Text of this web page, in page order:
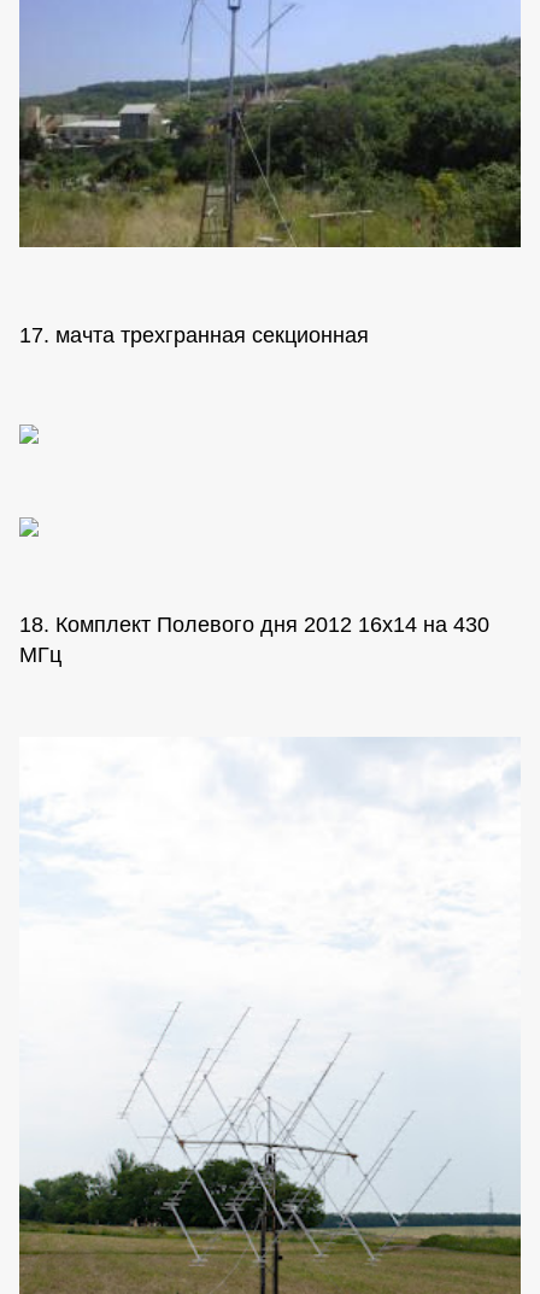
17. мачта трехгранная секционная
18. Комплект Полевого дня 2012 16х14 на 430
МГц